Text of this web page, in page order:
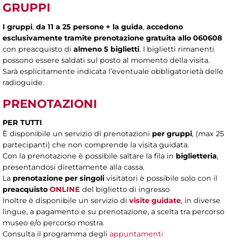
GRUPPI
I gruppi, da 11 a 25 persone + la guida, accedono
esclusivamente tramite prenotazione gratuita allo 060608
con preacquisto di almeno 5 biglietti. I biglietti rimanenti
possono essere saldati sul posto al momento della visita.
Sarà esplicitamente indicata l’eventuale obbligatorietà delle
radioguide.
PRENOTAZIONI
PER TUTTI
È disponibile un servizio di prenotazioni per gruppi, (max 25
partecipanti) che non comprende la visita guidata.
Con la prenotazione è possibile saltare la fila in biglietteria,
presentandosi direttamente alla cassa.
La prenotazione per singoli visitatori è possibile solo con il
preacquisto ONLINE del biglietto di ingresso
Inoltre è disponibile un servizio di visite guidate, in diverse
lingue, a pagamento e su prenotazione, a scelta tra percorso
museo e/o percorso mostra.
Consulta il programma degli appuntamenti